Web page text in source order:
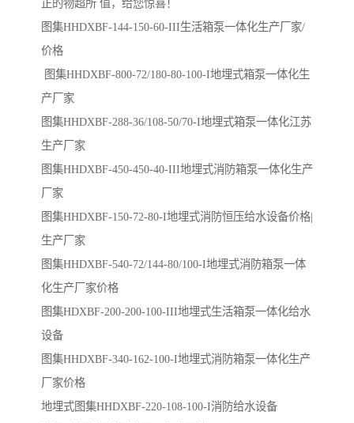
正的物超所 值，给您惊喜！
图集HHDXBF-144-150-60-III生活箱泵一体化生产厂家/
价格
图集HHDXBF-800-72/180-80-100-I地埋式箱泵一体化生
产厂家
图集HHDXBF-288-36/108-50/70-I地埋式箱泵一体化江苏
生产厂家
图集HHDXBF-450-450-40-III地埋式消防箱泵一体化生产
厂家
图集HHDXBF-150-72-80-I地埋式消防恒压给水设备价格|
生产厂家
图集HHDXBF-540-72/144-80/100-I地埋式消防箱泵一体
化生产厂家价格
图集HDXBF-200-200-100-III地埋式生活箱泵一体化给水
设备
图集HHDXBF-340-162-100-I地埋式消防箱泵一体化生产
厂家价格
地埋式图集HHDXBF-220-108-100-I消防给水设备